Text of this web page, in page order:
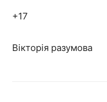
+17
Вікторія разумова